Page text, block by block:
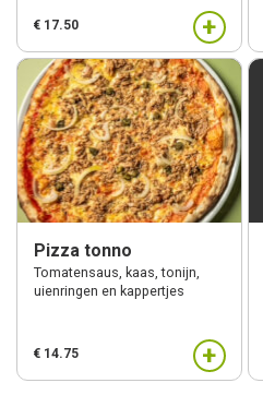
€ 17.50 +
Pizza tonno
Tomatensaus, kaas, tonijn,
uienringen en kappertjes
€ 14.75 +